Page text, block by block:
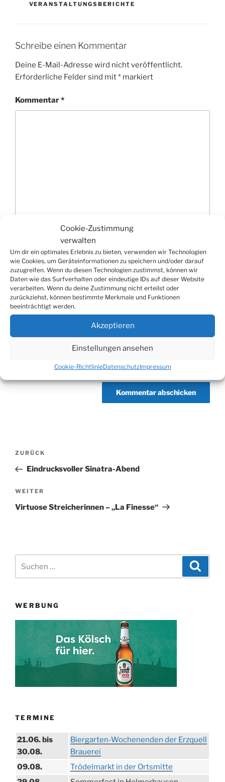
Cookie-Zustimmung
verwalten
Um dir ein optimales Erlebnis zu bieten, verwenden wir Technologien
wie Cookies, um Geräteinformationen zu speichern und/oder darauf
zuzugreifen. Wenn du diesen Technologien zustimmst, können wir
Daten wie das Surfverhalten oder eindeutige IDs auf dieser Website
verarbeiten. Wenn du deine Zustimmung nicht erteilst oder
zurückziehst, können bestimmte Merkmale und Funktionen
beeinträchtigt werden.
Akzeptieren
Einstellungen ansehen
Cookie-RichtlinieDatenschutzImpressum
VERANSTALTUNGSBERICHTE
Schreibe einen Kommentar
Deine E-Mail-Adresse wird nicht veröffentlicht.
Erforderliche Felder sind mit* markiert
Kommentar*
E-Mail-Adresse*
Website
Beitragsnavigation
Vorheriger
Beitrag
ZURÜCK
Eindrucksvoller Sinatra-Abend
Nächster
Beitrag
WEITER
Virtuose Streicherinnen – „La Finesse“
nach:
WERBUNG
TERMINE
21.06. bis
30.08.
Biergarten-Wochenenden der Erzquell
Brauerei
09.08.
Trödelmarkt in der Ortsmitte